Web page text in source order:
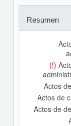
Resumen
(!)
Actos
Actos de
Actos de